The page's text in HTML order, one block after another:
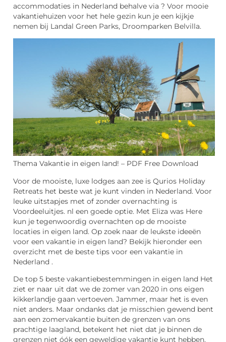
accommodaties in Nederland behalve via ? Voor mooie
vakantiehuizen voor het hele gezin kun je een kijkje
nemen bij Landal Green Parks, Droomparken Belvilla.
Thema Vakantie in eigen land! – PDF Free Download
Voor de mooiste, luxe lodges aan zee is Qurios Holiday
Retreats het beste wat je kunt vinden in Nederland. Voor
leuke uitstapjes met of zonder overnachting is
Voordeeluitjes. nl een goede optie. Met Eliza was Here
kun je tegenwoordig overnachten op de mooiste
locaties in eigen land. Op zoek naar de leukste ideeën
voor een vakantie in eigen land? Bekijk hieronder een
overzicht met de beste tips voor een vakantie in
Nederland .
De top 5 beste vakantiebestemmingen in eigen land Het
ziet er naar uit dat we de zomer van 2020 in ons eigen
kikkerlandje gaan vertoeven. Jammer, maar het is even
niet anders. Maar ondanks dat je misschien gewend bent
aan een zomervakantie buiten de grenzen van ons
prachtige laagland, betekent het niet dat je binnen de
grenzen niet óók een geweldige vakantie kunt hebben.